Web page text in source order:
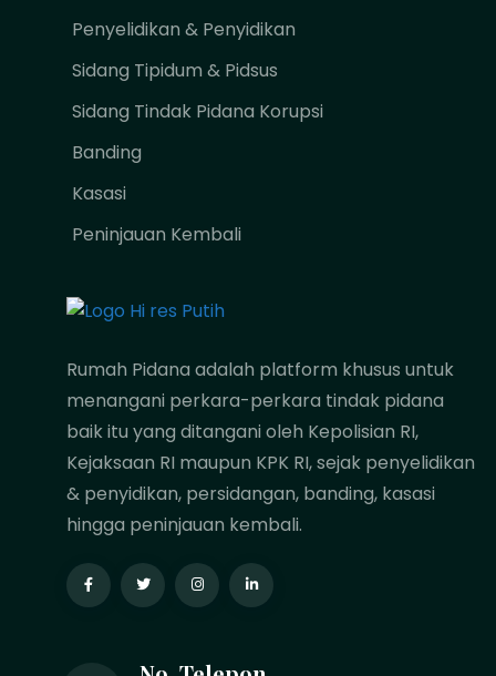
Penyelidikan & Penyidikan
Sidang Tipidum & Pidsus
Sidang Tindak Pidana Korupsi
Banding
Kasasi
Peninjauan Kembali
Rumah Pidana adalah platform khusus untuk
menangani perkara-perkara tindak pidana
baik itu yang ditangani oleh Kepolisian RI,
Kejaksaan RI maupun KPK RI, sejak penyelidikan
& penyidikan, persidangan, banding, kasasi
hingga peninjauan kembali.